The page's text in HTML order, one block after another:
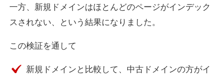
express-soft.com
DA38 外部リンク数
10,800円 入札 0件
一方、新規ドメインはほとんどのページがインデック
スされない、という結果になりました。
この検証を通して
新規ドメインと比較して、中古ドメインの方がイ